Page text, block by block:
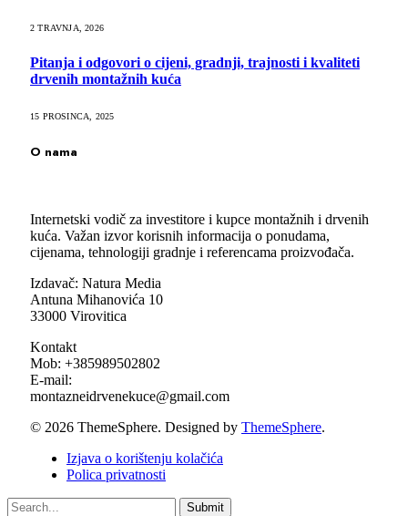
2 TRAVNJA, 2026
Pitanja i odgovori o cijeni, gradnji, trajnosti i kvaliteti
drvenih montažnih kuća
15 PROSINCA, 2025
O nama
Internetski vodič za investitore i kupce montažnih i drvenih
kuća. Važan izvor korisnih informacija o ponudama,
cijenama, tehnologiji gradnje i referencama proizvođača.
Izdavač: Natura Media
Antuna Mihanovića 10
33000 Virovitica
Kontakt
Mob: +385989502802
E-mail:
montazneidrvenekuce@gmail.com
© 2026 ThemeSphere. Designed by ThemeSphere.
Izjava o korištenju kolačića
Polica privatnosti
Submit